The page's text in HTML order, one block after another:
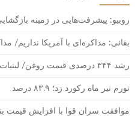
روبیو: پیشرفت‌هایی در زمینه
بقائی: مذاکره‌ای با آمریکا نداریم/
رشد ۳۴۴ درصدی قیمت روغن/ لبنیات چقدر گران شد؟
تورم تیر ماه رکورد زد؛ ۸۳.۹ درصد
موافقت سران قوا با افزایش قیمت